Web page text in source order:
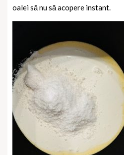
oalei să nu să acopere instant.